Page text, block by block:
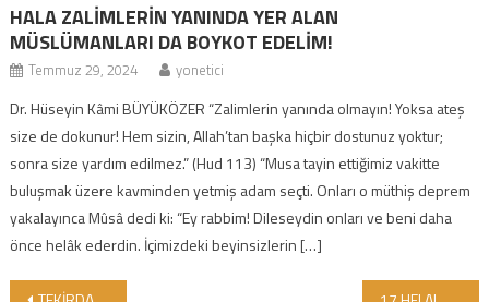
HALA ZALİMLERİN YANINDA YER ALAN
MÜSLÜMANLARI DA BOYKOT EDELİM!
Temmuz 29, 2024 yonetici
Dr. Hüseyin Kâmi BÜYÜKÖZER “Zalimlerin yanında olmayın! Yoksa ateş
size de dokunur! Hem sizin, Allah’tan başka hiçbir dostunuz yoktur;
sonra size yardım edilmez.” (Hud 113) “Musa tayin ettiğimiz vakitte
buluşmak üzere kavminden yetmiş adam seçti. Onları o müthiş deprem
yakalayınca Mûsâ dedi ki: “Ey rabbim! Dileseydin onları ve beni daha
önce helâk ederdin. İçimizdeki beyinsizlerin […]